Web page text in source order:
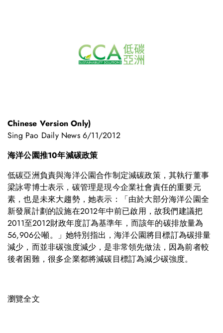
Chinese Version Only)
Sing Pao Daily News 6/11/2012
海洋公園推10年減碳政策
低碳亞洲負責與海洋公園合作制定減碳政策，其執行董事
梁詠雩博士表示，碳管理是現今企業社會責任的重要元
素，也是未來大趨勢，她表示：「由於大部分海洋公園全
新發展計劃的設施在2012年中前已啟用，故我們建議把
2011至2012財政年度訂為基準年，而該年的碳排放量為
56,906公噸。」她特別指出，海洋公園將目標訂為碳排量
減少，而並非碳強度減少，是非常領先做法，因為前者較
後者困難，很多企業都將減碳目標訂為減少碳強度。
瀏覽全文